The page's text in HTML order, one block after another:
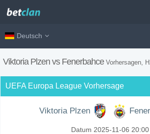
Deutsch
Viktoria Plzen vs Fenerbahce Vorhersagen, H2H, Wetten
UEFA Europa League Vorhersage
Viktoria Plzen
Datum 2025-11-06 20:00